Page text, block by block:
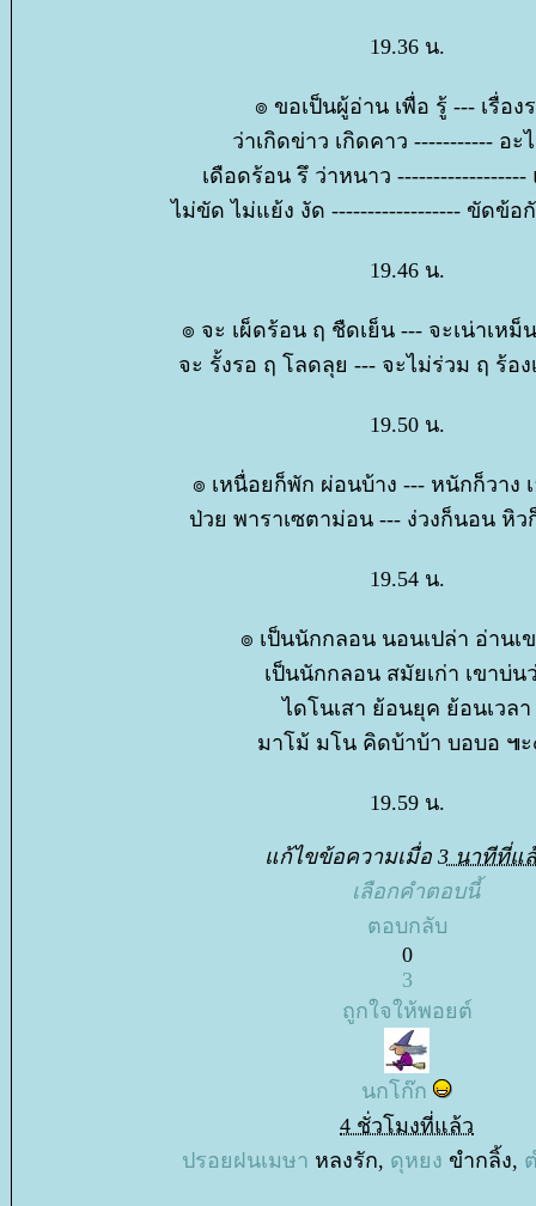
19.36 น.
๏ ขอเป็นผู้อ่าน เพื่อ รู้ --- เรื่อง
ว่าเกิดข่าว เกิดคาว ----------- อะ
เดือดร้อน รึ ว่าหนาว
ไม่ขัด ไม่แย้ง งัด ------------------ ขัดข้
19.46 น.
๏ จะ เผ็ดร้อน ฤ ชืดเย็น --- จะเน่าเห
จะ รั้งรอ ฤ โลดลุย --- จะไม่ร่วม ฤ ร้อ
19.50 น.
๏ เหนื่อยก็พัก ผ่อนบ้าง --- หนักก็วาง
ป่วย พาราเซตาม่อน --- ง่วงก็นอน หิ
19.54 น.
๏ เป็นนักกลอน นอนเปล่า อ่านเ
เป็นนักกลอน สมัยเก่า เขาบ่น
ไดโนเสา ย้อนยุค ย้อนเวลา
มาโม้ มโน คิดบ้าบ้า บอบอ ๚
19.59 น.
ก้ไขข้อความเมื่อ 3 นาทีที่แ
เลือกคำตอบนี้
ตอบกลับ
0
3
ถูกใจให้พอยต์
นกโก๊ก
4 ชั่วโมงที่แล้ว
ปรอยฝนเมษา หลงรัก, ดุหยง ขำกลิ้ง,